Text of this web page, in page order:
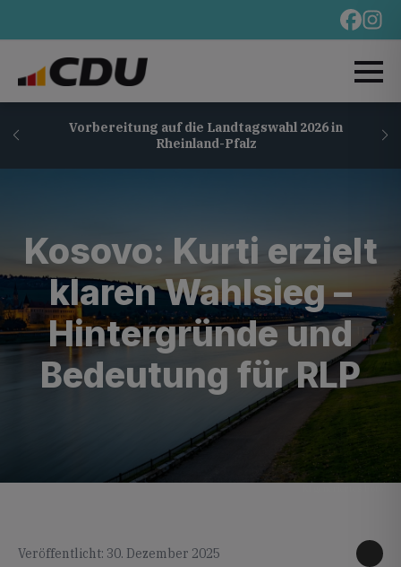
Vorbereitung auf die Landtagswahl 2026 in
Rheinland-Pfalz
Kosovo: Kurti erzielt
klaren Wahlsieg –
Hintergründe und
Bedeutung für RLP
Veröffentlicht: 30. Dezember 2025